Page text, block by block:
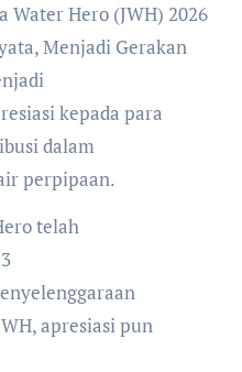
Water Hero (JWH) 2026
Menjadi Gerakan
kepada para
dalam
perpipaan.
telah
apresiasi pun